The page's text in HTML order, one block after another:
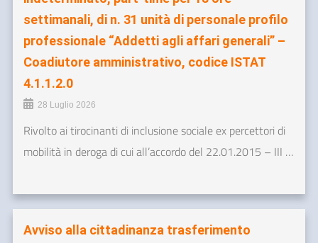
settimanali, di n. 31 unità di personale profilo
professionale “Addetti agli affari generali” –
Coadiutore amministrativo, codice ISTAT
4.1.1.2.0
28 Luglio 2026
Rivolto ai tirocinanti di inclusione sociale ex percettori di
mobilità in deroga di cui all’accordo del 22.01.2015 – III …
Avviso alla cittadinanza trasferimento